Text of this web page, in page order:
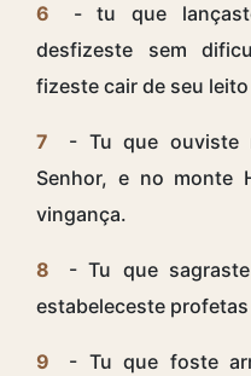
6
- tu que
desfizeste sem
fizeste cair de seu
7
- Tu que ouviste
Senhor, e no monte
vingança.
8
- Tu que
estabeleceste
9
- Tu que foste